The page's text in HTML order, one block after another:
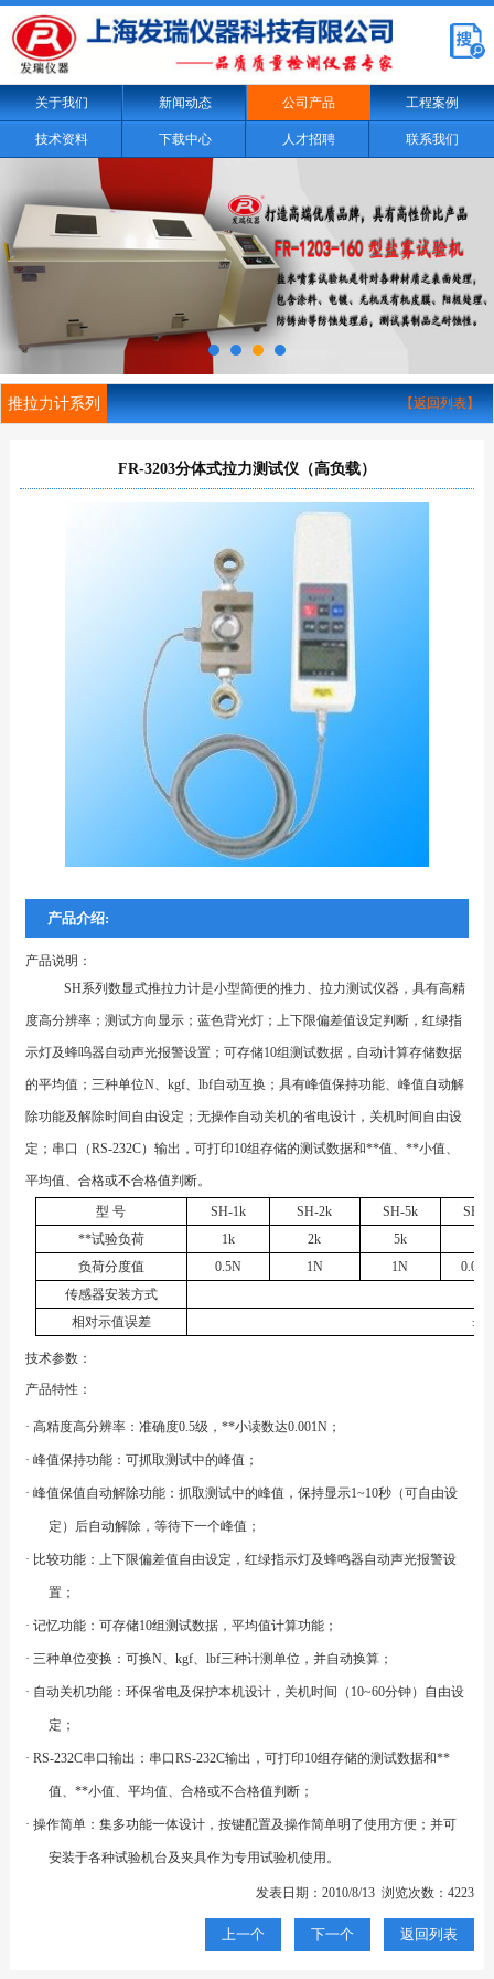
关于我们 新闻动态 公司产品 工程案例
技术资料 下载中心 人才招聘 联系我们
推拉力计系列 【返回列表】
FR-3203分体式拉力测试仪（高负载）
产品介绍:
产品说明：
SH系列数显式推拉力计是小型简便的推力、拉力测试仪器，具有高精
度高分辨率；测试方向显示；蓝色背光灯；上下限偏差值设定判断，红绿指
示灯及蜂呜器自动声光报警设置；可存储10组测试数据，自动计算存储数据
的平均值；三种单位N、kgf、lbf自动互换；具有峰值保持功能、峰值自动解
除功能及解除时间自由设定；无操作自动关机的省电设计，关机时间自由设
定；串口（RS-232C）输出，可打印10组存储的测试数据和**值、**小值、
平均值、合格或不合格值判断。
型 号
SH-1k SH-2k SH-5k
SH-
**试验负荷
1k 2k 5k
负荷分度值
0.5N 1N 1N
传感器安装方式
相对示值误差
技术参数：
产品特性：
· 高精度高分辨率：准确度0.5级，**小读数达0.001N；
· 峰值保持功能：可抓取测试中的峰值；
· 峰值保值自动解除功能：抓取测试中的峰值，保持显示1~10秒（可自由设
定）后自动解除，等待下一个峰值；
· 比较功能：上下限偏差值自由设定，红绿指示灯及蜂鸣器自动声光报警设
置；
· 记忆功能：可存储10组测试数据，平均值计算功能；
· 三种单位变换：可换N、kgf、lbf三种计测单位，并自动换算；
· 自动关机功能：环保省电及保护本机设计，关机时间（10~60分钟）自由设
定；
· RS-232C串口输出：串口RS-232C输出，可打印10组存储的测试数据和**
值、**小值、平均值、合格或不合格值判断；
· 操作简单：集多功能一体设计，按键配置及操作简单明了使用方便；并可
安装于各种试验机台及夹具作为专用试验机使用。
发表日期：2010/8/13 浏览次数：4223
上一个 下一个 返回列表